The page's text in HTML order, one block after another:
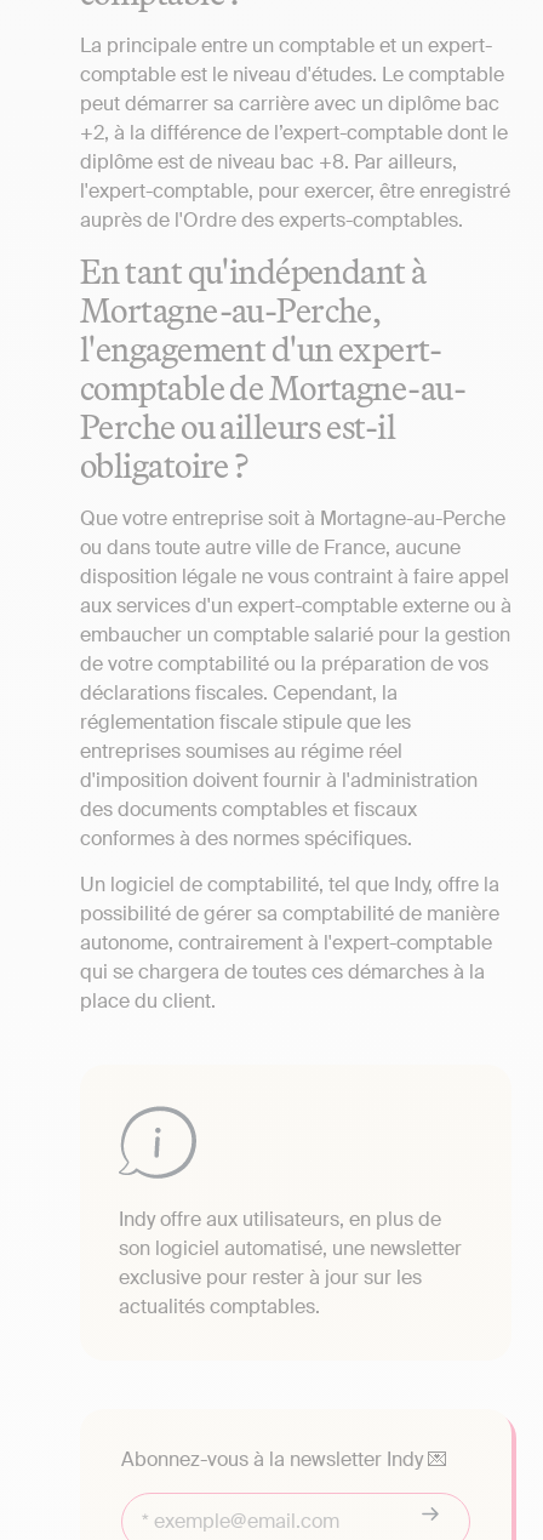
La principale entre un comptable et un expert-
comptable est le niveau d'études. Le comptable
peut démarrer sa carrière avec un diplôme bac
+2, à la différence de l’expert-comptable dont le
diplôme est de niveau bac +8. Par ailleurs,
l'expert-comptable, pour exercer, être enregistré
auprès de l'Ordre des experts-comptables.
En tant qu'indépendant à
Mortagne-au-Perche,
l'engagement d'un expert-
comptable de Mortagne-au-
Perche ou ailleurs est-il
obligatoire ?
Que votre entreprise soit à Mortagne-au-Perche
ou dans toute autre ville de France, aucune
disposition légale ne vous contraint à faire appel
aux services d'un expert-comptable externe ou à
embaucher un comptable salarié pour la gestion
de votre comptabilité ou la préparation de vos
déclarations fiscales. Cependant, la
réglementation fiscale stipule que les
entreprises soumises au régime réel
d'imposition doivent fournir à l'administration
des documents comptables et fiscaux
conformes à des normes spécifiques.
Un logiciel de comptabilité, tel que Indy, offre la
possibilité de gérer sa comptabilité de manière
autonome, contrairement à l'expert-comptable
qui se chargera de toutes ces démarches à la
place du client.
Indy offre aux utilisateurs, en plus de
son logiciel automatisé, une newsletter
exclusive pour rester à jour sur les
actualités comptables.
Abonnez-vous à la newsletter Indy 💌